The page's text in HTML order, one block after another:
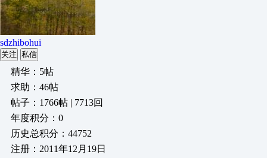
sdzhibohui
关注 私信
精华：5帖
求助：46帖
帖子：1766帖 | 7713回
年度积分：0
历史总积分：44752
注册：2011年12月19日